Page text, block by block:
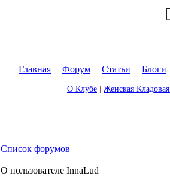
Главная
Форум Статьи Блоги
О Клубе Женская Кладовая
Список форумов
О пользователе InnaLud